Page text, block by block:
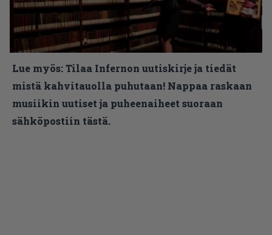
Lue myös:Tilaa Infernon uutiskirje ja tiedät
mistä kahvitauolla puhutaan! Nappaa raskaan
musiikin uutiset ja puheenaiheet suoraan
sähköpostiin tästä.